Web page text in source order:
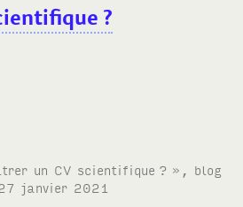
?
un CV scientifique ? », blog
janvier 2021